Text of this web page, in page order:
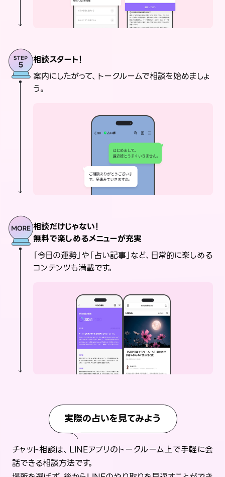
相談スタート！
案内にしたがって、トークルームで相談を始めましょ
う。
相談だけじゃない！
無料で楽しめるメニューが充実
「今日の運勢」や「占い記事」など、日常的に楽しめる
コンテンツも満載です。
実際の占いを見てみよう
チャット相談は、LINEアプリのトークルーム上で手軽に会
話できる相談方法です。